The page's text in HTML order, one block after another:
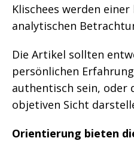
Klischees werden
analytischen
Die Artikel sollten
persönlichen
authentisch sein, oder
objetiven Sicht
Orientierung bieten